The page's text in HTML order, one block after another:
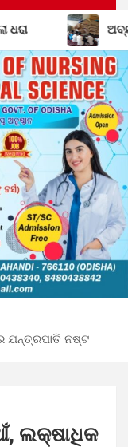
ପ୍ରାଥମିକ
ଯନ୍ତ୍ରପାତି ନଷ୍ଟ
ଲକ୍ଷାଧିକ